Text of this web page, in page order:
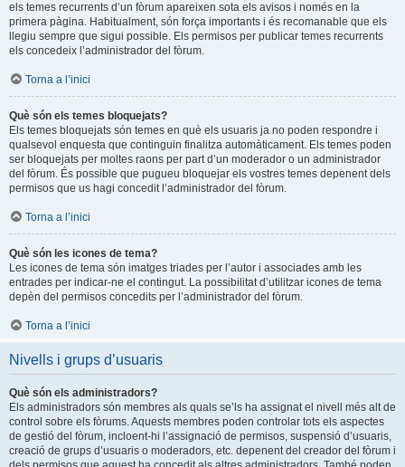
els temes recurrents d’un fòrum apareixen sota els avisos i només en la
primera pàgina. Habitualment, són força importants i és recomanable que els
llegiu sempre que sigui possible. Els permisos per publicar temes recurrents
els concedeix l’administrador del fòrum.
Torna a l’inici
Què són els temes bloquejats?
Els temes bloquejats són temes en què els usuaris ja no poden respondre i
qualsevol enquesta que continguin finalitza automàticament. Els temes poden
ser bloquejats per moltes raons per part d’un moderador o un administrador
del fòrum. És possible que pugueu bloquejar els vostres temes depenent dels
permisos que us hagi concedit l’administrador del fòrum.
Torna a l’inici
Què són les icones de tema?
Les icones de tema són imatges triades per l’autor i associades amb les
entrades per indicar-ne el contingut. La possibilitat d’utilitzar icones de tema
depèn del permisos concedits per l’administrador del fòrum.
Torna a l’inici
Nivells i grups d’usuaris
Què són els administradors?
Els administradors són membres als quals se’ls ha assignat el nivell més alt de
control sobre els fòrums. Aquests membres poden controlar tots els aspectes
de gestió del fòrum, incloent-hi l’assignació de permisos, suspensió d’usuaris,
creació de grups d’usuaris o moderadors, etc. depenent del creador del fòrum i